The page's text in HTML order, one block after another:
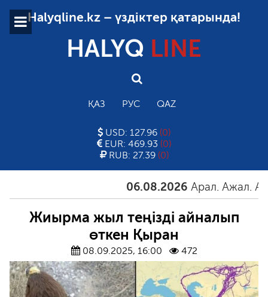
Halyqline.kz – үздіктер қатарында!
HALYQ LINE
ҚАЗ РУС QAZ
USD: 127.96 (0)
EUR: 469.93 (0)
RUB: 27.39 (0)
06.08.2026 Арал. Ажал. Айғақ
Жиырма жыл теңізді айналып
өткен Қыран
08.09.2025, 16:00 472